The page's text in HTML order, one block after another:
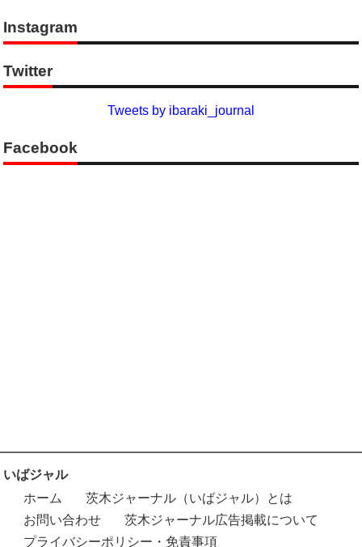
Instagram
Twitter
Tweets by ibaraki_journal
Facebook
いばジャル
ホーム
茨木ジャーナル（いばジャル）とは
お問い合わせ
茨木ジャーナル広告掲載について
プライバシーポリシー・免責事項